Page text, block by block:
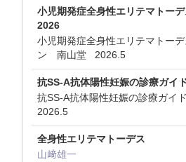
小児期発症全身性エリテマトー
2026
小児期発症全身性エリテマトー
ン 南山堂 2026.5
抗SS-A抗体陽性妊娠の診療ガイ
抗SS-A抗体陽性妊娠の診療ガイ
2026.5
全身性エリテマトーデス
山﨑雄一